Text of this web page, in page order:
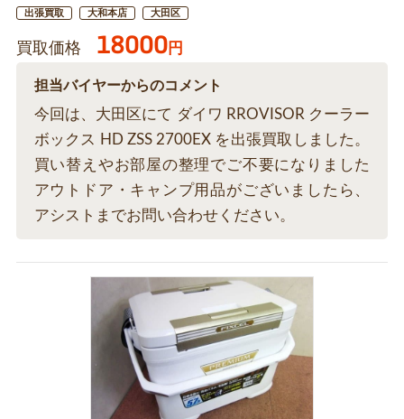
出張買取 大和本店 大田区
買取価格 18000円
担当バイヤーからのコメント
今回は、大田区にて ダイワ RROVISOR クーラー
ボックス HD ZSS 2700EX を出張買取しました。
買い替えやお部屋の整理でご不要になりました
アウトドア・キャンプ用品がございましたら、
アシストまでお問い合わせください。